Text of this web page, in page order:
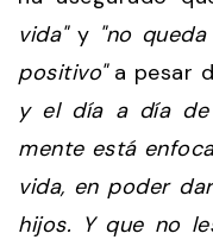
vida"y "no
positivo"a pesar
y el día a día de
mente está
vida, en poder
hijos. Y que no